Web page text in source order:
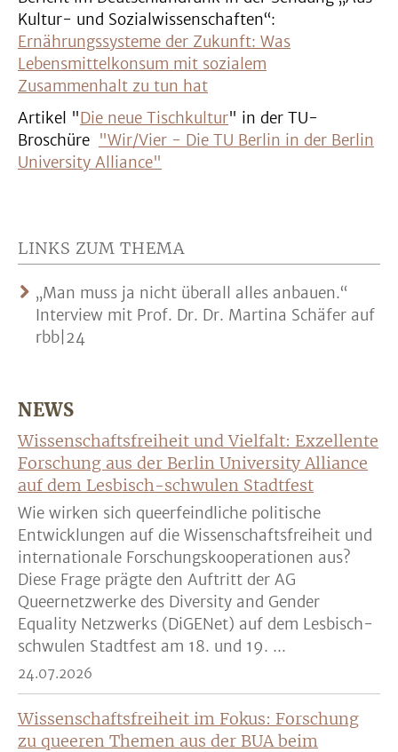
Kultur- und Sozialwissenschaften“:
Ernährungssysteme der Zukunft: Was
Lebensmittelkonsum mit sozialem
Zusammenhalt zu tun hat
Artikel "Die neue Tischkultur" in der TU-
Broschüre "Wir/Vier - Die TU Berlin in der Berlin
University Alliance"
LINKS ZUM THEMA
„Man muss ja nicht überall alles anbauen.“
Interview mit Prof. Dr. Dr. Martina Schäfer auf
rbb|24
NEWS
Wissenschaftsfreiheit und Vielfalt: Exzellente
Forschung aus der Berlin University Alliance
auf dem Lesbisch-schwulen Stadtfest
Wie wirken sich queerfeindliche politische
Entwicklungen auf die Wissenschaftsfreiheit und
internationale Forschungskooperationen aus?
Diese Frage prägte den Auftritt der AG
Queernetzwerke des Diversity and Gender
Equality Netzwerks (DiGENet) auf dem Lesbisch-
schwulen Stadtfest am 18. und 19. ...
24.07.2026
Wissenschaftsfreiheit im Fokus: Forschung
zu queeren Themen aus der BUA beim